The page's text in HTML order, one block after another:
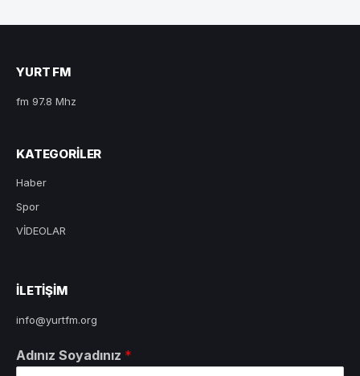
YURT FM
fm 97.8 Mhz
KATEGORILER
Haber
Spor
VİDEOLAR
ILETIŞIM
info@yurtfm.org
Adınız Soyadınız *